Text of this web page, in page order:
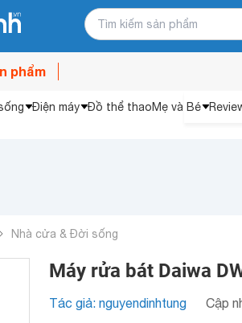
phẩm
Điện máy Đồ thể thaoMẹ và Bé
Nhà cửa & Đời sống
Máy rửa bát Daiwa
Tác giả: nguyendinhtung Cập